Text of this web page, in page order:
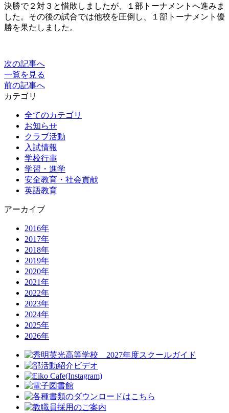
決勝で２対３と惜敗しましたが、１部トーナメントへ進みま
した。その後の試合では他校を圧倒し、１部トーナメント優
勝を果たしました。
次の記事へ
一覧を見る
前の記事へ
カテゴリ
全てのカテゴリ
お知らせ
クラブ活動
入試情報
学校行事
学習・進学
安全教育・社会貢献
英語教育
アーカイブ
2016年
2017年
2018年
2019年
2020年
2021年
2022年
2023年
2024年
2025年
2026年